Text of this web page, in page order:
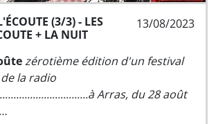
13/08/2023
(3/3) - LES
+ LA NUIT
zérotième édition d'un festival
la radio
Arras, du 28 août